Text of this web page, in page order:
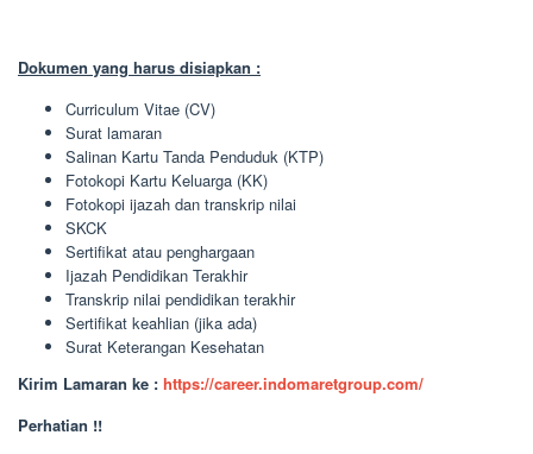
Dokumen yang harus disiapkan :
Curriculum Vitae (CV)
Surat lamaran
Salinan Kartu Tanda Penduduk (KTP)
Fotokopi Kartu Keluarga (KK)
Fotokopi ijazah dan transkrip nilai
SKCK
Sertifikat atau penghargaan
Ijazah Pendidikan Terakhir
Transkrip nilai pendidikan terakhir
Sertifikat keahlian (jika ada)
Surat Keterangan Kesehatan
Kirim Lamaran ke : https://career.indomaretgroup.com/
Perhatian !!